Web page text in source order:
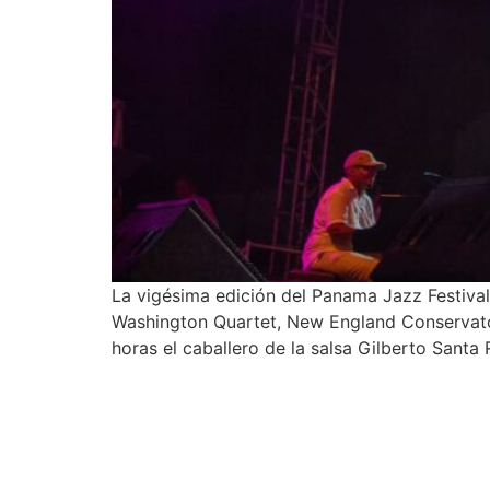
La vigésima edición del Panama Jazz
Washington Quartet, New England
horas el caballero de la salsa Gilberto Santa